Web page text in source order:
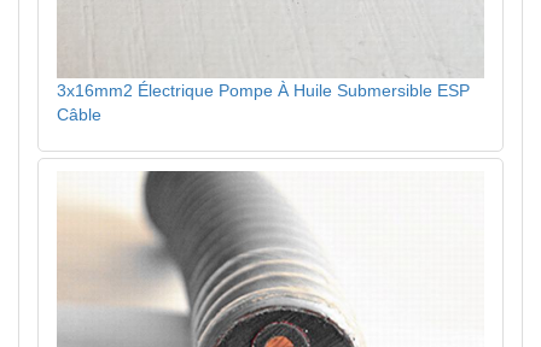
3x16mm2 Électrique Pompe À Huile Submersible ESP
Câble